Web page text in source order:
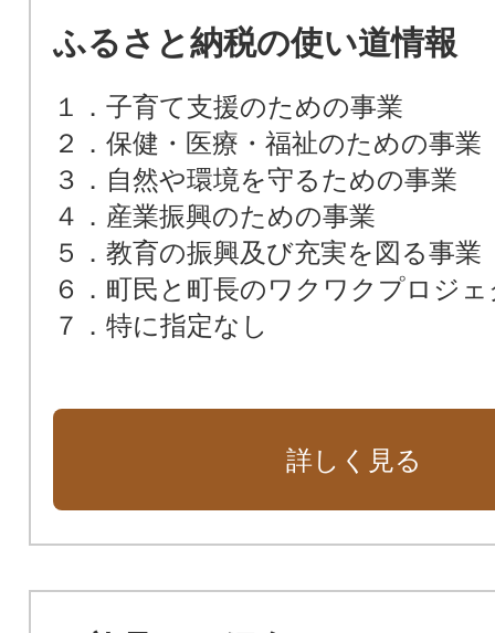
ふるさと納税の使い道情報
１．子育て支援のための事業
２．保健・医療・福祉のための事業
３．自然や環境を守るための事業
４．産業振興のための事業
５．教育の振興及び充実を図る事業
６．町民と町長のワクワクプロジ
７．特に指定なし
詳しく見る